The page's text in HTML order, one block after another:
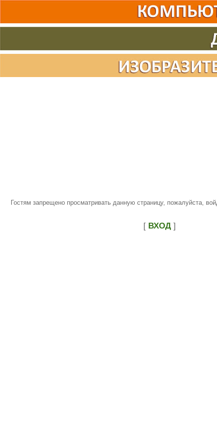
Гостям запрещено просматривать данную страницу, пожалуйста,
[ ВХОД ]